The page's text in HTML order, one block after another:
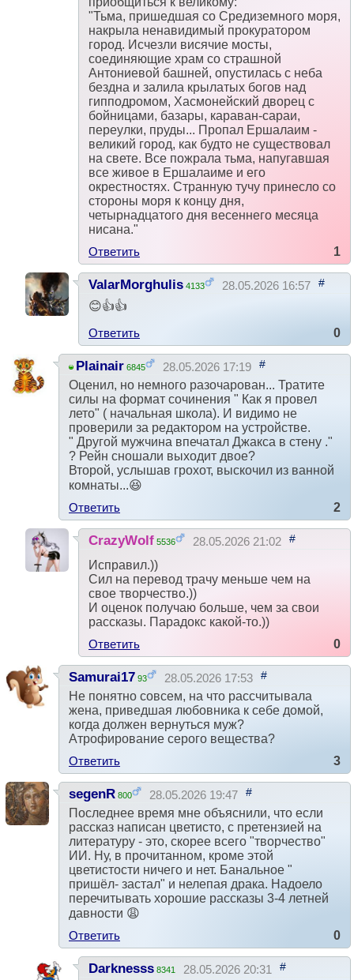
"Тьма, пришедшая со Средиземного моря,
накрыла ненавидимый прокуратором
город. Исчезли висячие мосты,
соединяющие храм со страшной
Антониевой башней, опустилась с неба
бездна и залила крылатых богов над
гипподромом, Хасмонейский дворец с
бойницами, базары, караван-сараи,
переулки, пруды... Пропал Ершалаим -
великий город, как будто не существовал
на свете. Все пожрала тьма, напугавшая
все живое в Ершалаиме и его
окрестностях. Странную тучу принесло со
стороны моря к концу дня,
четырнадцатого дня весеннего месяца
нисана."
Ответить
1
ValarMorghulis 4133 28.05.2026 16:57 #
😊👍👍
Ответить
0
Plainair 6845 28.05.2026 17:19 #
Оценил, но немного разочарован... Тратите
силы на формат сочинения " Как я провел
лето" ( начальная школа). И видимо не
проверили за редактором на устройстве.
" Другой мужчина впечатал Джакса в стену ."
? Рейн сношали выходит двое?
Второй, услышав грохот, выскочил из ванной
комнаты...😆
Ответить
2
CrazyWolf 5536 28.05.2026 21:02 #
Исправил.))
Сил на перевод трачу меньше чем на
свое творчество.))
И оценок получаю больше, чем за свои
рассказы. Парадокс какой-то.))
Ответить
0
Samurai17 93 28.05.2026 17:53 #
Не понятно совсем, на что рассчитывала
жена, приведшая любовника к себе домой,
когда должен вернуться муж?
Атрофирование серого вещества?
Ответить
3
segenR 800 28.05.2026 19:47 #
Последнее время мне объяснили, что если
рассказ написан цветисто, с претензией на
литературу - это, скорее всего "творчество"
ИИ. Ну, в прочитанном, кроме этой
цветистости ничего и нет. Банальное "
пришёл- застал" и нелепая драка. Надоело
перечитывать хорошие рассказы 3-4 летней
давности 😩
Ответить
0
Darknesss 8341 28.05.2026 20:31 #